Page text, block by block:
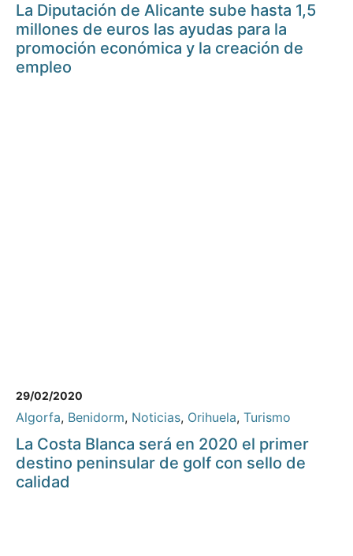
La Diputación de Alicante sube hasta 1,5
millones de euros las ayudas para la
promoción económica y la creación de
empleo
29/02/2020
Algorfa, Benidorm, Noticias, Orihuela, Turismo
La Costa Blanca será en 2020 el primer
destino peninsular de golf con sello de
calidad